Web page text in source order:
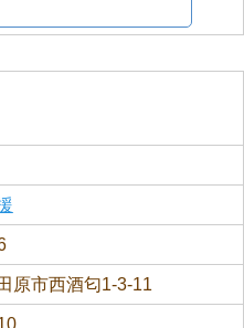
原市西酒匂1-3-11